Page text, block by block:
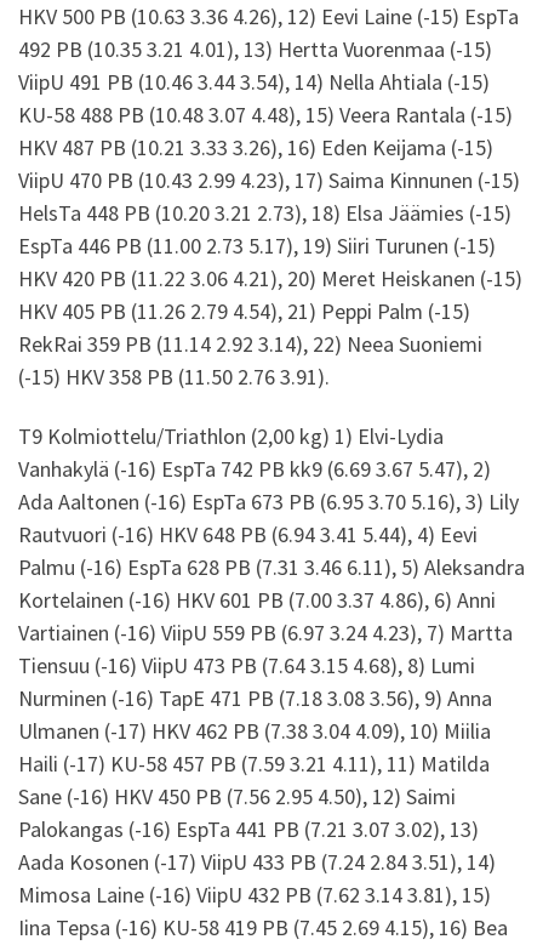
HKV 500 PB (10.63 3.36 4.26), 12) Eevi Laine (-15) EspTa
492 PB (10.35 3.21 4.01), 13) Hertta Vuorenmaa (-15)
ViipU 491 PB (10.46 3.44 3.54), 14) Nella Ahtiala (-15)
KU-58 488 PB (10.48 3.07 4.48), 15) Veera Rantala (-15)
HKV 487 PB (10.21 3.33 3.26), 16) Eden Keijama (-15)
ViipU 470 PB (10.43 2.99 4.23), 17) Saima Kinnunen (-15)
HelsTa 448 PB (10.20 3.21 2.73), 18) Elsa Jäämies (-15)
EspTa 446 PB (11.00 2.73 5.17), 19) Siiri Turunen (-15)
HKV 420 PB (11.22 3.06 4.21), 20) Meret Heiskanen (-15)
HKV 405 PB (11.26 2.79 4.54), 21) Peppi Palm (-15)
RekRai 359 PB (11.14 2.92 3.14), 22) Neea Suoniemi
(-15) HKV 358 PB (11.50 2.76 3.91).
T9 Kolmiottelu/Triathlon (2,00 kg) 1) Elvi-Lydia
Vanhakylä (-16) EspTa 742 PB kk9 (6.69 3.67 5.47), 2)
Ada Aaltonen (-16) EspTa 673 PB (6.95 3.70 5.16), 3) Lily
Rautvuori (-16) HKV 648 PB (6.94 3.41 5.44), 4) Eevi
Palmu (-16) EspTa 628 PB (7.31 3.46 6.11), 5) Aleksandra
Kortelainen (-16) HKV 601 PB (7.00 3.37 4.86), 6) Anni
Vartiainen (-16) ViipU 559 PB (6.97 3.24 4.23), 7) Martta
Tiensuu (-16) ViipU 473 PB (7.64 3.15 4.68), 8) Lumi
Nurminen (-16) TapE 471 PB (7.18 3.08 3.56), 9) Anna
Ulmanen (-17) HKV 462 PB (7.38 3.04 4.09), 10) Miilia
Haili (-17) KU-58 457 PB (7.59 3.21 4.11), 11) Matilda
Sane (-16) HKV 450 PB (7.56 2.95 4.50), 12) Saimi
Palokangas (-16) EspTa 441 PB (7.21 3.07 3.02), 13)
Aada Kosonen (-17) ViipU 433 PB (7.24 2.84 3.51), 14)
Mimosa Laine (-16) ViipU 432 PB (7.62 3.14 3.81), 15)
Iina Tepsa (-16) KU-58 419 PB (7.45 2.69 4.15), 16) Bea